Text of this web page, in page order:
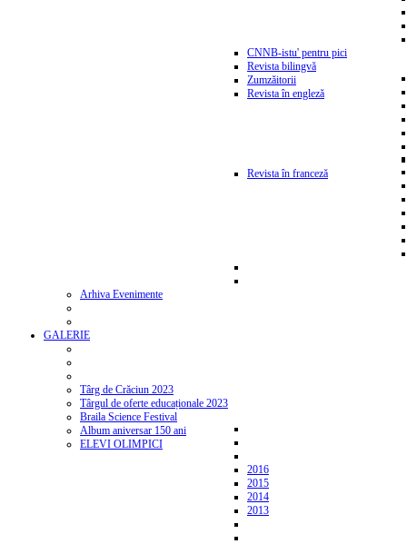
CNNB-istu' pentru pici
Revista bilingvă
Zumzăitorii
Revista în engleză
Revista în franceză
Arhiva Evenimente
GALERIE
Târg de Crăciun 2023
Târgul de oferte educaționale 2023
Braila Science Festival
Album aniversar 150 ani
ELEVI OLIMPICI
2016
2015
2014
2013